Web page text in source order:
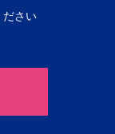
ださい